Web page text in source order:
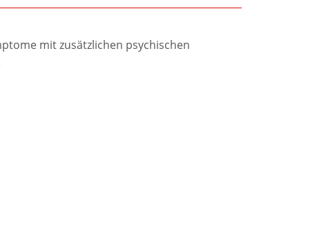
mit zusätzlichen psychischen